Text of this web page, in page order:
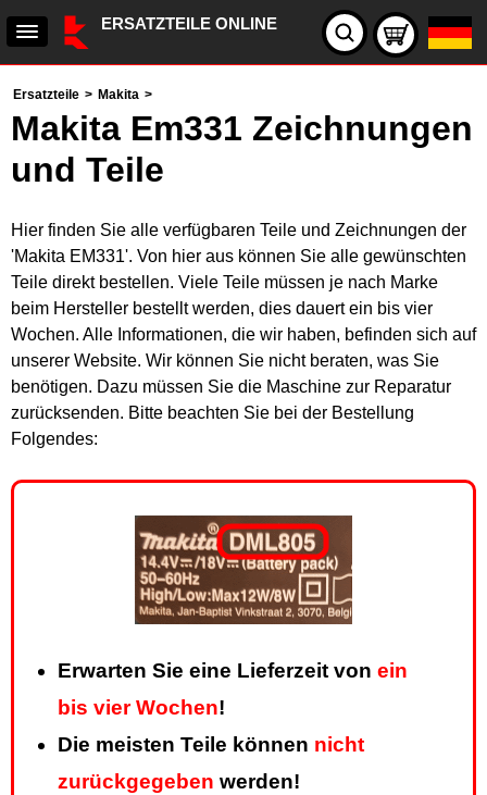
ERSATZTEILE ONLINE
Ersatzteile > Makita >
Makita Em331 Zeichnungen
und Teile
Hier finden Sie alle verfügbaren Teile und Zeichnungen der
'Makita EM331'. Von hier aus können Sie alle gewünschten
Teile direkt bestellen. Viele Teile müssen je nach Marke
beim Hersteller bestellt werden, dies dauert ein bis vier
Wochen. Alle Informationen, die wir haben, befinden sich auf
unserer Website. Wir können Sie nicht beraten, was Sie
benötigen. Dazu müssen Sie die Maschine zur Reparatur
zurücksenden. Bitte beachten Sie bei der Bestellung
Folgendes:
Erwarten Sie eine Lieferzeit von ein
bis vier Wochen!
Die meisten Teile können nicht
zurückgegeben werden!